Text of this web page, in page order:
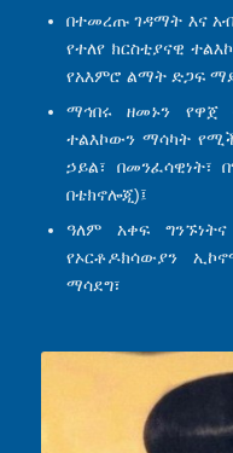
በተመረጡ ገዳማት እና
የተለየ ክርስቲያናዊ
የአእምሮ ልማት ድጋፍ
ማኅበሩ ዘመኑን የዋጀ
ተልእኮውን ማሳካት
ኃይል፣ በመንፈሳዊነት፣
በቴክኖሎጂ)፤
ዓለም አቀፍ
የኦርቶዶክሳውያን
ማሳደግ፣